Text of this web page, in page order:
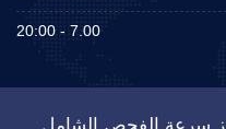
7.00 - 20:00